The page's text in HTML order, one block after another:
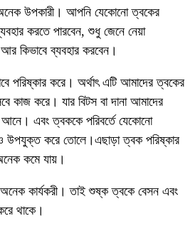
উপকারী। আপনি যেকোনো ত্বকের
করতে পারবেন, শুধু জেনে নেয়া
কিভাবে ব্যবহার করবেন।
পরিষ্কার করে। অর্থাৎ এটি আমাদের ত্বকের
কাজ করে। যার বিটস বা দানা আমাদের
এবং ত্বককে পরিবর্তে যেকোনো
উপযুক্ত করে তোলে।এছাড়া ত্বক পরিষ্কার
কমে যায়।
কার্যকরী। তাই শুষ্ক ত্বকে বেসন এবং
থাকে।